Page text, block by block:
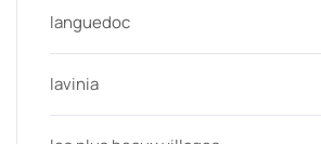
languedoc
lavinia